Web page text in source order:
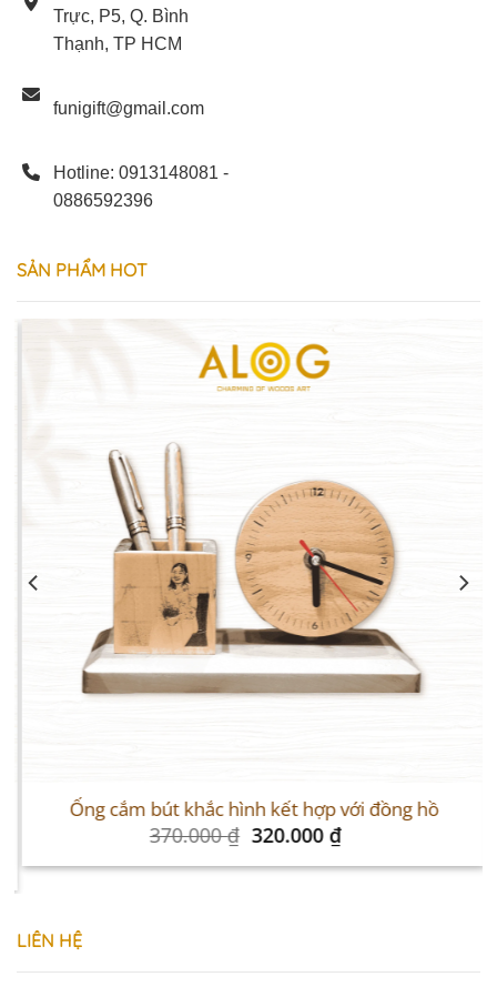
Trực, P5, Q. Bình
Thạnh, TP HCM
funigift@gmail.com
Hotline: 0913148081 -
0886592396
SẢN PHẨM HOT
Ống cắm bút khắc hình kết hợp với đồng hồ
370.000₫ Original
was:
320.000₫Current
price
is:
LIÊN HỆ